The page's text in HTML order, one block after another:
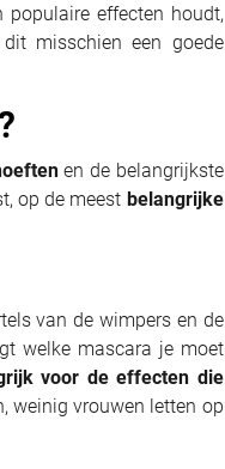
populaire effecten houdt,
misschien een goede
en de belangrijkste
op de meest belangrijke
van de wimpers en de
welke mascara je moet
voor de effecten die
weinig vrouwen letten op